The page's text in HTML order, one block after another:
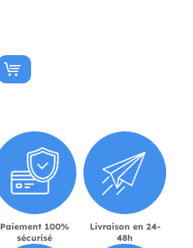
Paiement 100%
sécurisé
Livraison en 24-
48h